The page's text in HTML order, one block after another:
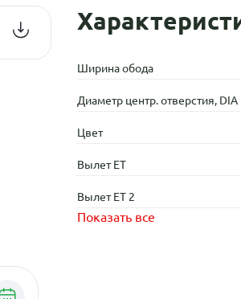
Ширина обода
Диаметр центр. отверстия, DIA
Цвет
Вылет ET
Вылет ET 2
Показать все